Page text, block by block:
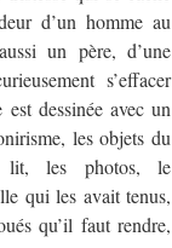
d’un homme au
un père, d’une
s’effacer
est dessinée avec un
les objets du
les photos, le
qui les avait tenus,
qu’il faut rendre,